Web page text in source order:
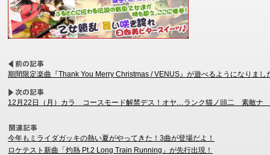
期間限定楽曲『Thank You Merry Christmas / VENUS』が遊べるようになりまし
12月22日（月）カラ コースモード解禁デス！オヤ…ランク猫ノ頭二 素敵
今年もミライダガッキの熱い夏がやってきた！3曲が登場だよ！
ロケテスト新曲「灼熱 Pt.2 Long Train Running」が先行出現！